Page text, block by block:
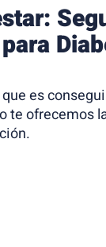
es
te ofrecemos